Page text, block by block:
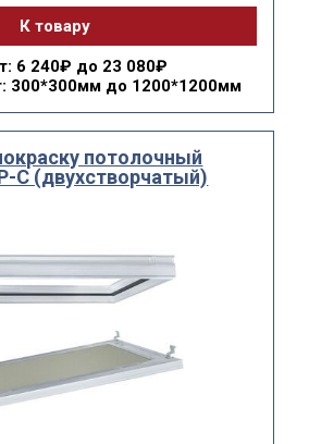
К товару
6 240₽ до 23 080₽
300*300мм до 1200*1200мм
потолочный
С (двухстворчатый)